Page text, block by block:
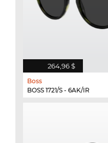
264,96 $
Boss
BOSS 1721/S - 6AK/IR